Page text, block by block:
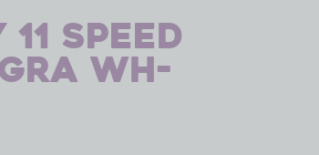
speed
WH-